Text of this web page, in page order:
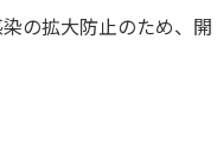
の拡大防止のため、開